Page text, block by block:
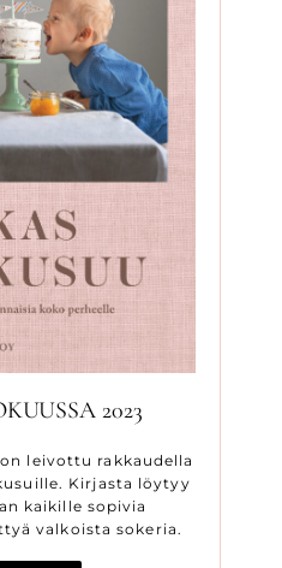
2023
leivottu rakkaudella
Kirjasta löytyy
kaikille sopivia
valkoista sokeria.